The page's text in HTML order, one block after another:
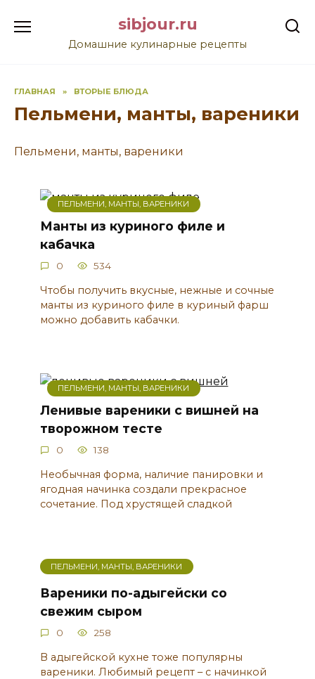
содержанию
sibjour.ru
Домашние кулинарные рецепты
ГЛАВНАЯ » ВТОРЫЕ БЛЮДА
Пельмени, манты, вареники
Пельмени, манты, вареники
ПЕЛЬМЕНИ, МАНТЫ, ВАРЕНИКИ
Манты из куриного филе и
кабачка
0 534
Чтобы получить вкусные, нежные и сочные
манты из куриного филе в куриный фарш
можно добавить кабачки.
ПЕЛЬМЕНИ, МАНТЫ, ВАРЕНИКИ
Ленивые вареники с вишней на
творожном тесте
0 138
Необычная форма, наличие панировки и
ягодная начинка создали прекрасное
сочетание. Под хрустящей сладкой
ПЕЛЬМЕНИ, МАНТЫ, ВАРЕНИКИ
Вареники по-адыгейски со
свежим сыром
0 258
В адыгейской кухне тоже популярны
вареники. Любимый рецепт – с начинкой